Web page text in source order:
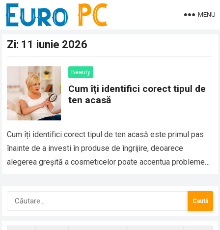
MENU
Zi: 11 iunie 2026
Beauty
Cum îți identifici corect tipul de
ten acasă
Cum îți identifici corect tipul de ten acasă este primul pas
înainte de a investi în produse de îngrijire, deoarece
alegerea greșită a cosmeticelor poate accentua probleme
Caută
după: